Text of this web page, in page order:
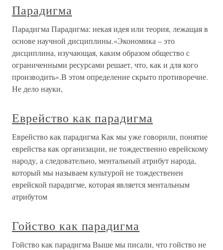
Парадигма
Парадигма Парадигма: некая идея или теория, лежащая в
основе научной дисциплины.«Экономика – это
дисциплина, изучающая, каким образом общество с
ограниченными ресурсами решает, что, как и для кого
производить».В этом определение скрыто противоречие.
Не дело науки,
Еврейство как парадигма
Еврейство как парадигма Как мы уже говорили, понятие
еврейства как организации, не тождественно еврейскому
народу, а следовательно, ментальный атрибут народа,
который мы называем культурой не тождественен
еврейской парадигме, которая является ментальным
атрибутом
Гойство как парадигма
Гойство как парадигма Выше мы писали, что гойство не